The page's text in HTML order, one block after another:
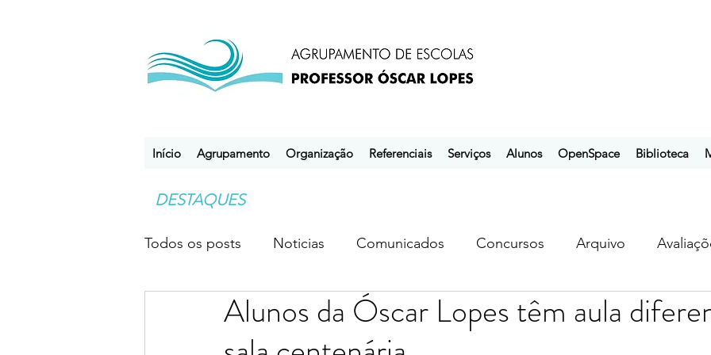
Início Agrupamento Organização Referenciais Serviços Alunos OpenSpace Biblioteca
DESTAQUES
Todos os posts Noticias Comunicados Concursos Arquivo
Desporto Escolar Clubes ebem ebpol ubuntu
Alunos da Óscar Lopes têm aula